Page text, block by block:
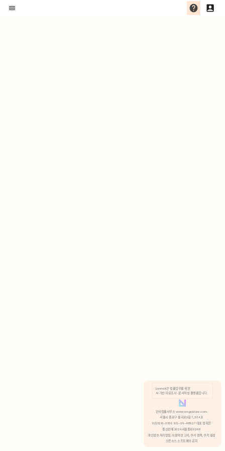
분석 쿠키 허용
Lawvot은 법률업무를 위한
AI 기반 자료조사 · 문서작성 플랫폼입니다.
안국법률사무소 www.anguklaw.com
서울시 종로구 율곡로2길 7, 304호
02)3210-3330 105-05-48527 대표 정희찬
통신판매 2024서울종로0248
개인정보 처리방침, 이용약관 고지, 쿠키 정책, 쿠키 설정
오픈소스 소프트웨어 공지